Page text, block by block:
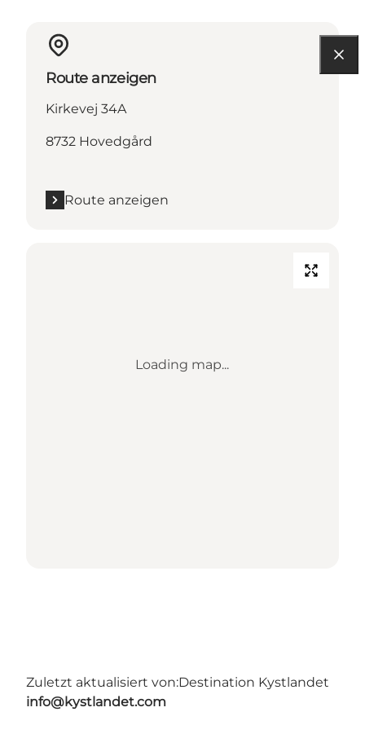
Route anzeigen
Kirkevej 34A
8732 Hovedgård
Route anzeigen
Loading map...
Zuletzt aktualisiert von:Destination Kystlandet
info@kystlandet.com